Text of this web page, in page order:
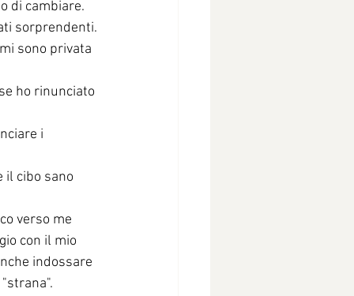
di cambiare.
sorprendenti.
sono privata
ho rinunciato
i
il cibo sano
verso me
con il mio
indossare